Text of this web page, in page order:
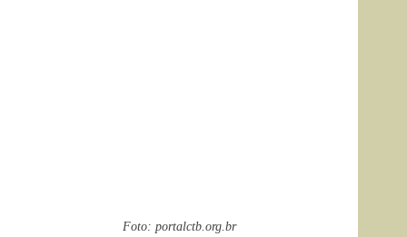
Foto: portalctb.org.br